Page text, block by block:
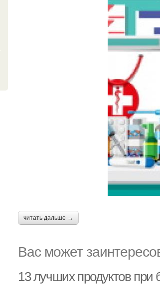
читать дальше →
Вас может
13 лучших продуктов при